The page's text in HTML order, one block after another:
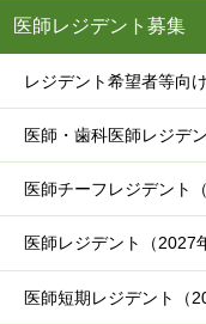
医師レジデント募集
レジデント希望者等向
医師・歯科医師レジデ
医師チーフレジデント
医師レジデント（2027
医師短期レジデント（